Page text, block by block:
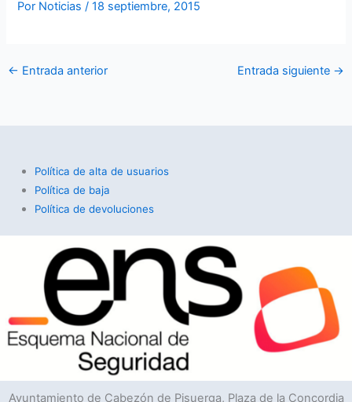
Por Noticias/18 septiembre, 2015
← Entrada anterior Entrada siguiente →
Política de alta de usuarios
Política de baja
Política de devoluciones
Ayuntamiento de Cabezón de Pisuerga, Plaza de la Concordia